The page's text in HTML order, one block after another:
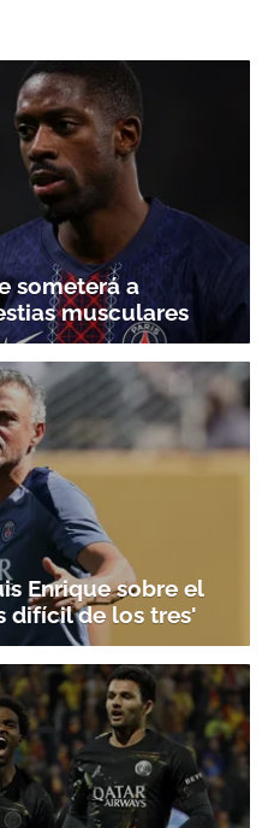
someterá a
musculares
Enrique sobre el
difícil de los tres'